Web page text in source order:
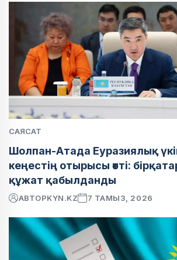
САЯСАТ
Шолпан-Атада Еуразиялық
кеңестің отырысы өтті:
құжат қабылданды
АВТОРKYN.KZ 7 ТАМЫЗ, 2026